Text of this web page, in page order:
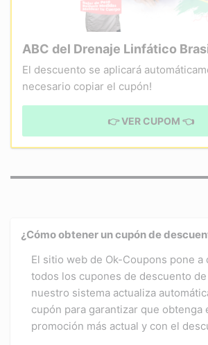
ABC del Drenaje Linfático
El descuento se aplicará
necesario copiar el cupón!
👉 VER CUPOM 👈
¿Cómo obtener un cupón de
El sitio web de Ok-Coupons pone a
todos los cupones de descuento
nuestro sistema actualiza
cupón para garantizar que obtenga
promoción más actual y con el